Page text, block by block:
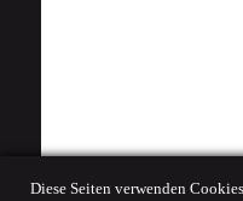
Diese Seiten verwenden